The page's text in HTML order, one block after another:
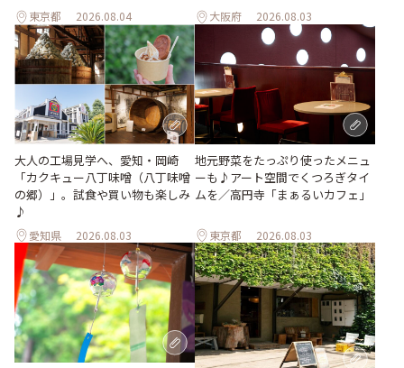
東京都 2026.08.04 大阪府 2026.08.03
大人の工場見学へ、愛知・岡崎
「カクキュー八丁味噌（八丁味噌
の郷）」。試食や買い物も楽しみ
♪
愛知県 2026.08.03
地元野菜をたっぷり使ったメニュ
ーも♪アート空間でくつろぎタイ
ムを／高円寺「まぁるいカフェ」
東京都 2026.08.03